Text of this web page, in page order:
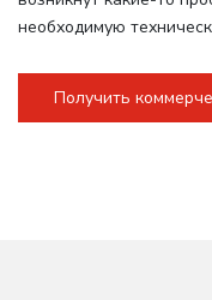
необходимую
Получить